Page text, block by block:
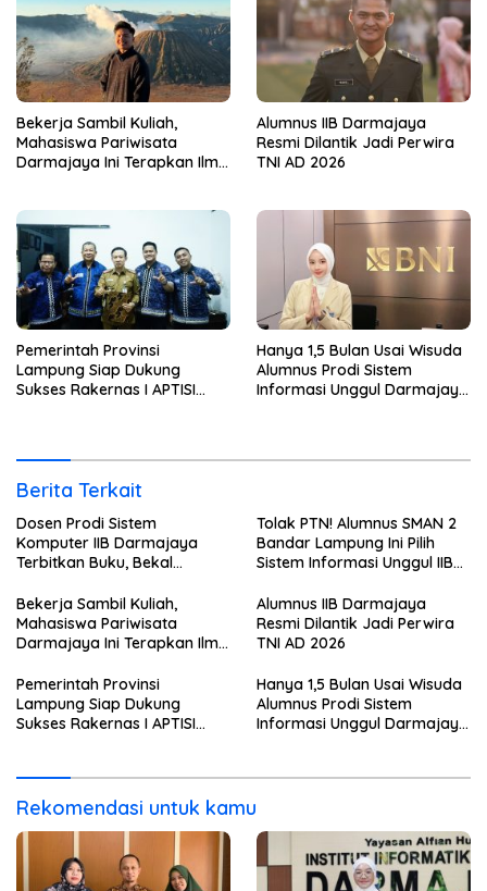
Bekerja Sambil Kuliah,
Mahasiswa Pariwisata
Darmajaya Ini Terapkan Ilmu
Alumnus IIB Darmajaya
Resmi Dilantik Jadi Perwira
TNI AD 2026
Pemerintah Provinsi
Lampung Siap Dukung
Sukses Rakernas I APTISI
Hanya 1,5 Bulan Usai Wisuda
Alumnus Prodi Sistem
Informasi Unggul Darmajaya
Berita Terkait
Dosen Prodi Sistem
Komputer IIB Darmajaya
Terbitkan Buku, Bekal
Sensor dan Aktuator
Tolak PTN! Alumnus SMAN 2
Bandar Lampung Ini Pilih
Sistem Informasi Unggul IIB
Haru
Bekerja Sambil Kuliah,
Mahasiswa Pariwisata
Darmajaya Ini Terapkan Ilmu
Alumnus IIB Darmajaya
Resmi Dilantik Jadi Perwira
TNI AD 2026
Pemerintah Provinsi
Lampung Siap Dukung
Sukses Rakernas I APTISI
Hanya 1,5 Bulan Usai Wisuda
Alumnus Prodi Sistem
Informasi Unggul Darmajaya
Rekomendasi untuk kamu